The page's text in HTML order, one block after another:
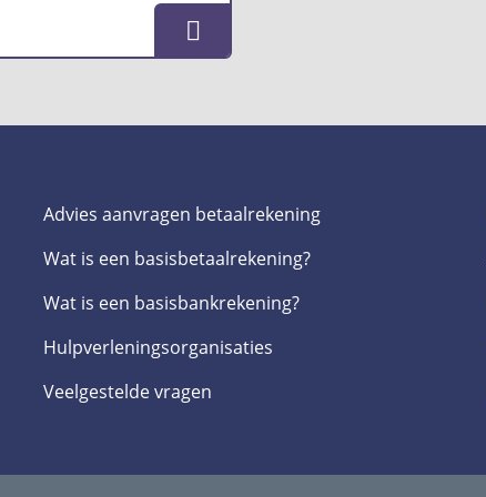
Advies aanvragen betaalrekening
Wat is een basis­betaalrekening?
Wat is een basis­bankrekening?
Hulpverlenings­organisaties
Veelgestelde­ vragen